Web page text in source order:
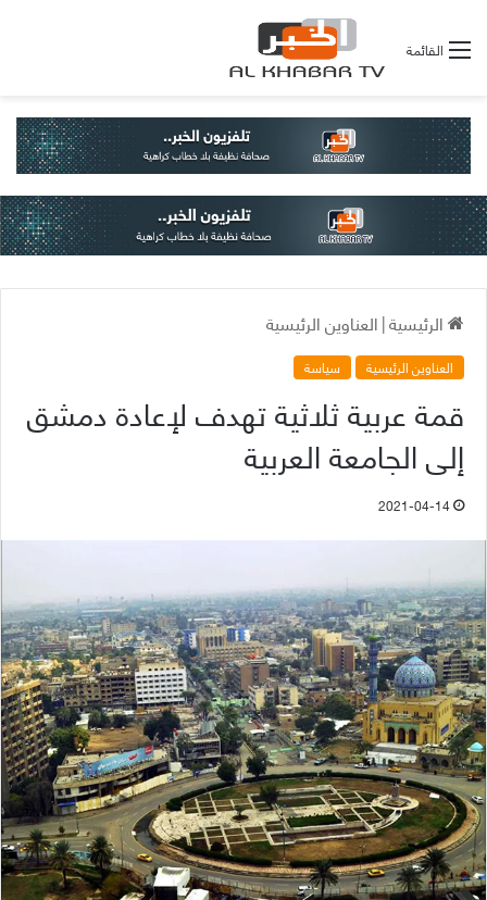
القائمة
الرئيسية|العناوين الرئيسية
العناوين الرئيسية سياسة
قمة عربية ثلاثية تهدف لإعادة دمشق
إلى الجامعة العربية
2021-04-14